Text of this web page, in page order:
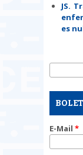
JS.
es
Buscar
E-Mail *